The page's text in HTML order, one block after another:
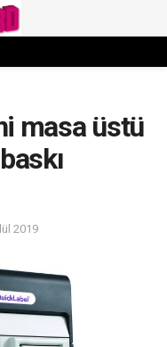
masa üstü
2019